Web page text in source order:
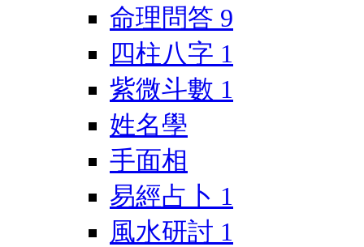
命理問答 9
四柱八字 1
紫微斗數 1
姓名學
手面相
易經占卜 1
風水研討 1